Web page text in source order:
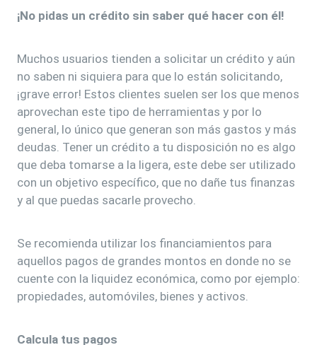
¡No pidas un crédito sin saber qué hacer con él!
Muchos usuarios tienden a solicitar un crédito y aún
no saben ni siquiera para que lo están solicitando,
¡grave error! Estos clientes suelen ser los que menos
aprovechan este tipo de herramientas y por lo
general, lo único que generan son más gastos y más
deudas. Tener un crédito a tu disposición no es algo
que deba tomarse a la ligera, este debe ser utilizado
con un objetivo específico, que no dañe tus finanzas
y al que puedas sacarle provecho.
Se recomienda utilizar los financiamientos para
aquellos pagos de grandes montos en donde no se
cuente con la liquidez económica, como por ejemplo:
propiedades, automóviles, bienes y activos.
Calcula tus pagos